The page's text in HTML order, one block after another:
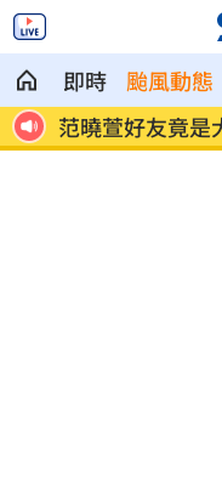
即時 颱風動態
媚 鬼門開遇赤馬火